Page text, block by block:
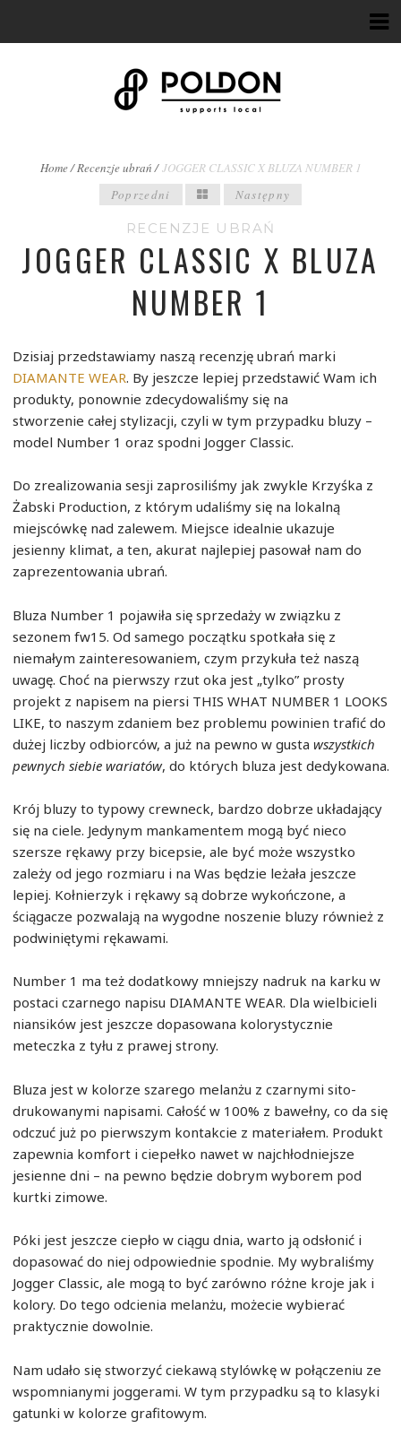
BREADCRUMBS
NAVIGATION
Home/Recenzje ubrań/JOGGER CLASSIC X BLUZA NUMBER 1
NAVIGATION
Poprzedni Następny
RECENZJE UBRAŃ
JOGGER CLASSIC X BLUZA
NUMBER 1
Dzisiaj przedstawiamy naszą recenzję ubrań marki
DIAMANTE WEAR. By jeszcze lepiej przedstawić Wam ich
produkty, ponownie zdecydowaliśmy się na
stworzenie całej stylizacji, czyli w tym przypadku bluzy –
model Number 1 oraz spodni Jogger Classic.
Do zrealizowania sesji zaprosiliśmy jak zwykle Krzyśka z
Żabski Production, z którym udaliśmy się na lokalną
miejscówkę nad zalewem. Miejsce idealnie ukazuje
jesienny klimat, a ten, akurat najlepiej pasował nam do
zaprezentowania ubrań.
Bluza Number 1 pojawiła się sprzedaży w związku z
sezonem fw15. Od samego początku spotkała się z
niemałym zainteresowaniem, czym przykuła też naszą
uwagę. Choć na pierwszy rzut oka jest „tylko” prosty
projekt z napisem na piersi THIS WHAT NUMBER 1 LOOKS
LIKE, to naszym zdaniem bez problemu powinien trafić do
dużej liczby odbiorców, a już na pewno w gusta wszystkich
pewnych siebie wariatów, do których bluza jest dedykowana.
Krój bluzy to typowy crewneck, bardzo dobrze układający
się na ciele. Jedynym mankamentem mogą być nieco
szersze rękawy przy bicepsie, ale być może wszystko
zależy od jego rozmiaru i na Was będzie leżała jeszcze
lepiej. Kołnierzyk i rękawy są dobrze wykończone, a
ściągacze pozwalają na wygodne noszenie bluzy również z
podwiniętymi rękawami.
Number 1 ma też dodatkowy mniejszy nadruk na karku w
postaci czarnego napisu DIAMANTE WEAR. Dla wielbicieli
niansików jest jeszcze dopasowana kolorystycznie
meteczka z tyłu z prawej strony.
Bluza jest w kolorze szarego melanżu z czarnymi sito-
drukowanymi napisami. Całość w 100% z bawełny, co da się
odczuć już po pierwszym kontakcie z materiałem. Produkt
zapewnia komfort i ciepełko nawet w najchłodniejsze
jesienne dni – na pewno będzie dobrym wyborem pod
kurtki zimowe.
Póki jest jeszcze ciepło w ciągu dnia, warto ją odsłonić i
dopasować do niej odpowiednie spodnie. My wybraliśmy
Jogger Classic, ale mogą to być zarówno różne kroje jak i
kolory. Do tego odcienia melanżu, możecie wybierać
praktycznie dowolnie.
Nam udało się stworzyć ciekawą stylówkę w połączeniu ze
wspomnianymi joggerami. W tym przypadku są to klasyki
gatunki w kolorze grafitowym.